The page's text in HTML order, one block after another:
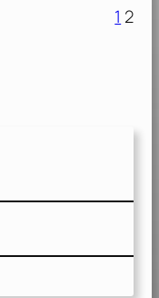
1 2